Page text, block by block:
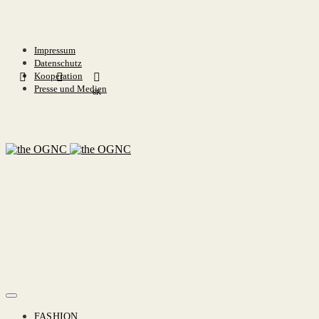
Impressum
Datenschutz
Kooperation
Presse und Medien
6K
FASHION